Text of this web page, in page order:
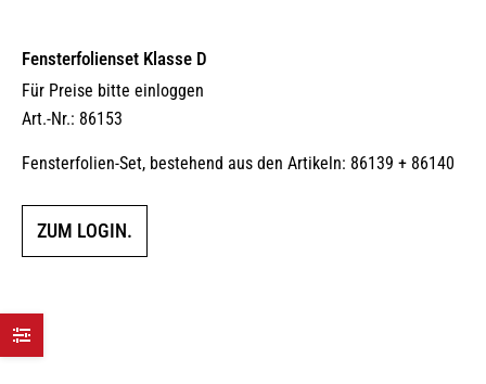
Fensterfolienset Klasse D
Für Preise bitte einloggen
Art.-Nr.: 86153
Fensterfolien-Set, bestehend aus den Artikeln: 86139 + 86140
ZUM LOGIN.